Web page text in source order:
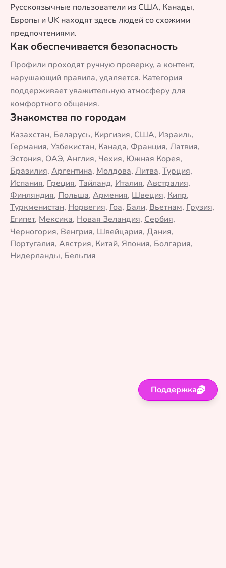
Русскоязычные пользователи из США, Канады,
Европы и UK находят здесь людей со схожими
предпочтениями.
Как обеспечивается безопасность
Профили проходят ручную проверку, а контент,
нарушающий правила, удаляется. Категория
поддерживает уважительную атмосферу для
комфортного общения.
Знакомства по городам
Казахстан, Беларусь, Киргизия, США, Израиль,
Германия, Узбекистан, Канада, Франция, Латвия,
Эстония, ОАЭ, Англия, Чехия, Южная Корея,
Бразилия, Аргентина, Молдова, Литва, Турция,
Испания, Греция, Тайланд, Италия, Австралия,
Финляндия, Польша, Армения, Швеция, Кипр,
Туркменистан, Норвегия, Гоа, Бали, Вьетнам, Грузия,
Египет, Мексика, Новая Зеландия, Сербия,
Черногория, Венгрия, Швейцария, Дания,
Португалия, Австрия, Китай, Япония, Болгария,
Нидерланды, Бельгия
Поддержка